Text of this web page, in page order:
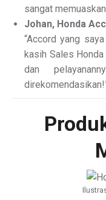
sangat
Johan, Honda
“Accord yang
kasih Sales
dan